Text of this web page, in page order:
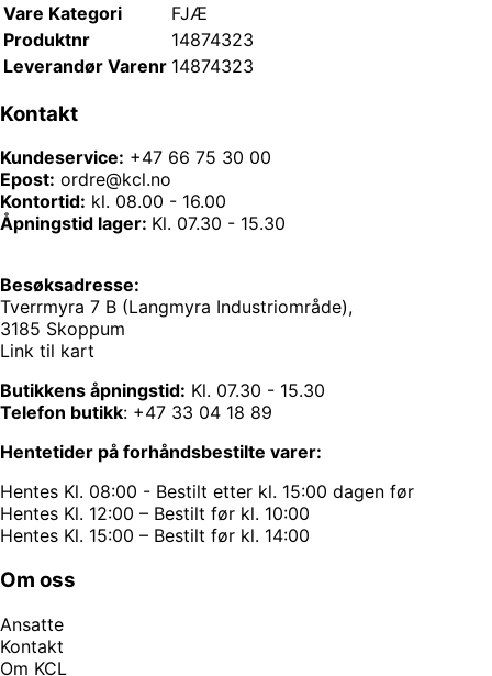
Vare Kategori
FJÆ
Produktnr
14874323
Leverandør Varenr 14874323
Kontakt
Kundeservice: +47 66 75 30 00
Epost: ordre@kcl.no
Kontortid: kl. 08.00 - 16.00
Åpningstid lager: Kl. 07.30 - 15.30
Besøksadresse:
Tverrmyra 7 B (Langmyra Industriområde),
3185 Skoppum
Link til kart
Butikkens åpningstid: Kl. 07.30 - 15.30
Telefon butikk: +47 33 04 18 89
Hentetider på forhåndsbestilte varer:
Hentes Kl. 08:00 - Bestilt etter kl. 15:00 dagen før
Hentes Kl. 12:00 – Bestilt før kl. 10:00
Hentes Kl. 15:00 – Bestilt før kl. 14:00
Om oss
Ansatte
Kontakt
Om KCL